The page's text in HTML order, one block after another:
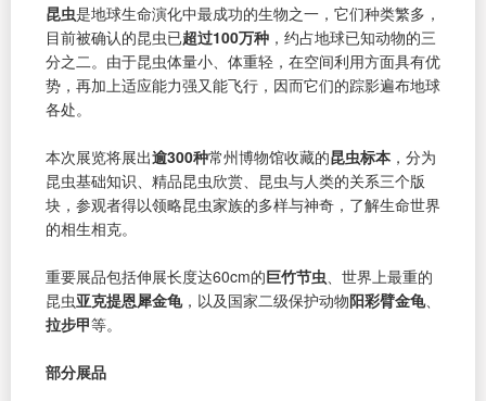
昆虫是地球生命演化中最成功的生物之一，它们种类繁多，
目前被确认的昆虫已超过100万种 ，约占地球已知动物的三
分之二。由于昆虫体量小、体重轻，在空间利用方面具有优
势，再加上适应能力强又能飞行，因而它们的踪影遍布地球
各处。
本次展览将展出逾300种常州博物馆收藏的昆虫标本 ，分为
昆虫基础知识、精品昆虫欣赏、昆虫与人类的关系三个版
块，参观者得以领略昆虫家族的多样与神奇，了解生命世界
的相生相克。
重要展品包括伸展长度达60cm的巨竹节虫 、世界上最重的
昆虫亚克提恩犀金龟，以及国家二级保护动物阳彩臂金龟、
拉步甲等。
部分展品